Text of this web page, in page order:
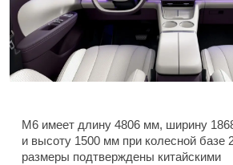
M6 имеет длину 4806 мм, ширину
и высоту 1500 мм при колесной базе
размеры подтверждены китайскими